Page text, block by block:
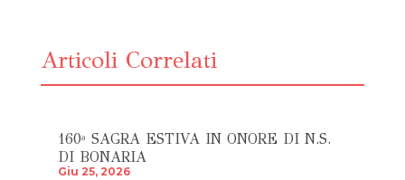
Articoli Correlati
160ª SAGRA ESTIVA IN ONORE DI N.S.
DI BONARIA
Giu 25, 2026